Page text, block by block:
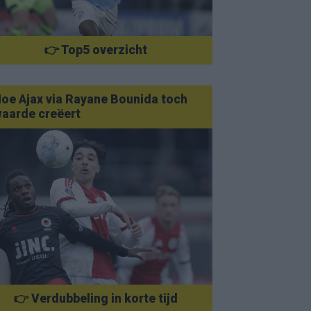
👉 Top5 overzicht
Ajax via Rayane Bounida toch
creëert
👉 Verdubbeling in korte tijd